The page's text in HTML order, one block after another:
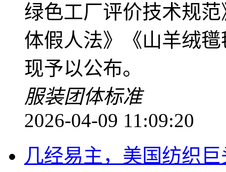
绿色工厂评价技术规
体假人法》《山羊绒
现予以公布。
服装团体标准
2026-04-09 11:09:20
几经易主，美国纺织